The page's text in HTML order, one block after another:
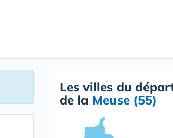
Les villes du
de la Meuse (55)